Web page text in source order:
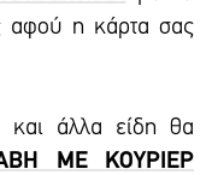
αφού η κάρτα σας
και άλλα είδη θα
ΜΕ ΚΟΥΡΙΕΡ